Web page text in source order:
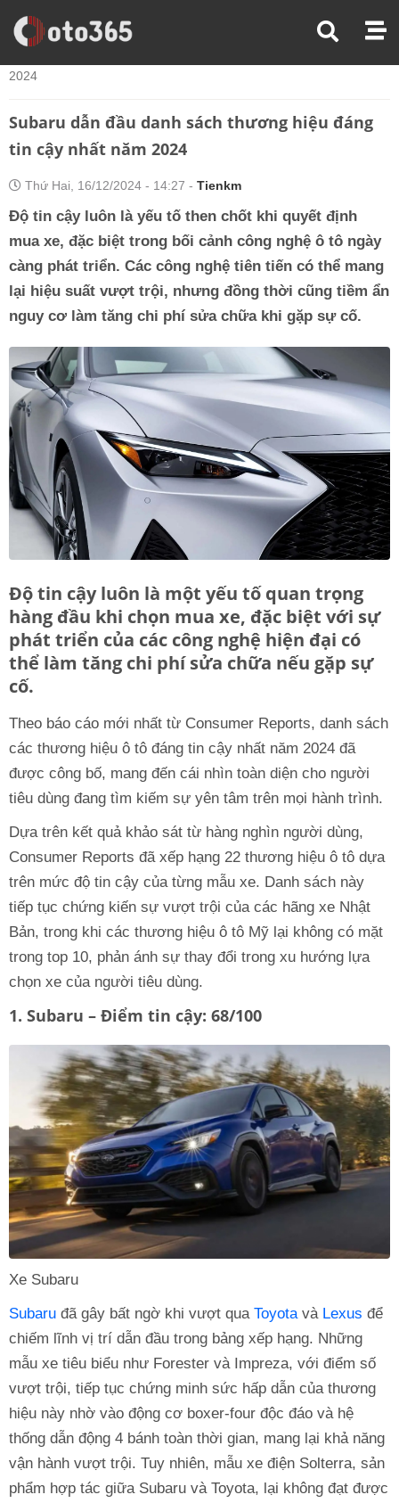
Trang Chủ
Thị Trường Xe
2024
Subaru dẫn đầu danh sách thương hiệu đáng
tin cậy nhất năm 2024
Thứ Hai, 16/12/2024 - 14:27 - Tienkm
Độ tin cậy luôn là yếu tố then chốt khi quyết định
mua xe, đặc biệt trong bối cảnh công nghệ ô tô ngày
càng phát triển. Các công nghệ tiên tiến có thể mang
lại hiệu suất vượt trội, nhưng đồng thời cũng tiềm ẩn
nguy cơ làm tăng chi phí sửa chữa khi gặp sự cố.
Độ tin cậy luôn là một yếu tố quan trọng
hàng đầu khi chọn mua xe, đặc biệt với sự
phát triển của các công nghệ hiện đại có
thể làm tăng chi phí sửa chữa nếu gặp sự
cố.
Theo báo cáo mới nhất từ Consumer Reports, danh sách
các thương hiệu ô tô đáng tin cậy nhất năm 2024 đã
được công bố, mang đến cái nhìn toàn diện cho người
tiêu dùng đang tìm kiếm sự yên tâm trên mọi hành trình.
Dựa trên kết quả khảo sát từ hàng nghìn người dùng,
Consumer Reports đã xếp hạng 22 thương hiệu ô tô dựa
trên mức độ tin cậy của từng mẫu xe. Danh sách này
tiếp tục chứng kiến sự vượt trội của các hãng xe Nhật
Bản, trong khi các thương hiệu ô tô Mỹ lại không có mặt
trong top 10, phản ánh sự thay đổi trong xu hướng lựa
chọn xe của người tiêu dùng.
1. Subaru – Điểm tin cậy: 68/100
Xe Subaru
Subaru đã gây bất ngờ khi vượt qua Toyotavà Lexus để
chiếm lĩnh vị trí dẫn đầu trong bảng xếp hạng. Những
mẫu xe tiêu biểu như Forester và Impreza, với điểm số
vượt trội, tiếp tục chứng minh sức hấp dẫn của thương
hiệu này nhờ vào động cơ boxer-four độc đáo và hệ
thống dẫn động 4 bánh toàn thời gian, mang lại khả năng
vận hành vượt trội. Tuy nhiên, mẫu xe điện Solterra, sản
phẩm hợp tác giữa Subaru và Toyota, lại không đạt được